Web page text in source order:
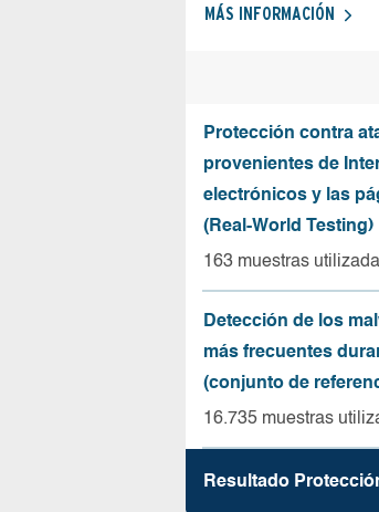
MÁS INFORMACIÓN
Protección contra
provenientes de
electrónicos y las
(Real-World Testing)
163 muestras
Detección de los
más frecuentes
(conjunto de
16.735 muestras
Resultado